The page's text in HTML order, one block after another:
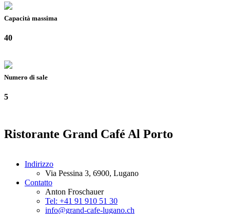
Capacità massima
40
Numero di sale
5
Ristorante Grand Café Al Porto
Indirizzo
Via Pessina 3, 6900, Lugano
Contatto
Anton Froschauer
Tel: +41 91 910 51 30
info@grand-cafe-lugano.ch